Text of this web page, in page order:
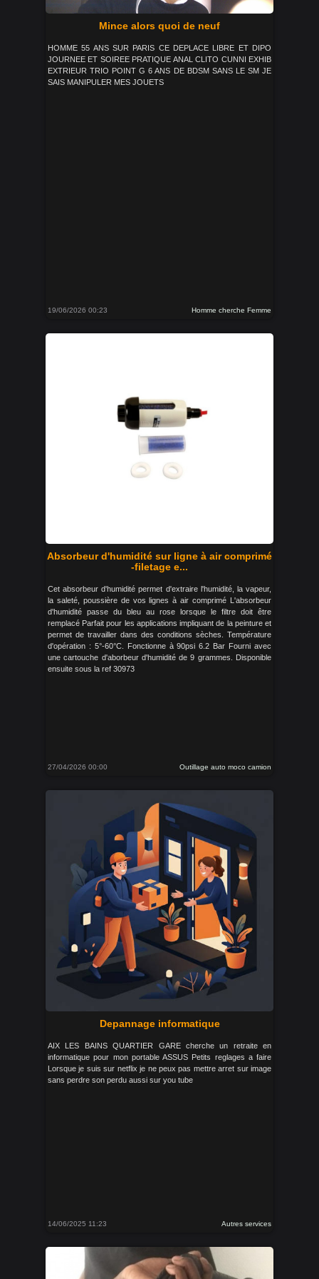
Mince alors quoi de neuf
HOMME 55 ANS SUR PARIS CE DEPLACE LIBRE ET DIPO
JOURNEE ET SOIREE PRATIQUE ANAL CLITO CUNNI EXHIB
EXTRIEUR TRIO POINT G 6 ANS DE BDSM SANS LE SM JE
SAIS MANIPULER MES JOUETS
19/06/2026 00:23 Homme cherche Femme
Absorbeur d'humidité sur ligne à air comprimé
-filetage e...
Cet absorbeur d'humidité permet d'extraire l'humidité, la vapeur,
la saleté, poussière de vos lignes à air comprimé L'absorbeur
d'humidité passe du bleu au rose lorsque le filtre doit être
remplacé Parfait pour les applications impliquant de la peinture et
permet de travailler dans des conditions sèches. Température
d'opération : 5°-60°C. Fonctionne à 90psi 6.2 Bar Fourni avec
une cartouche d'aborbeur d'humidité de 9 grammes. Disponible
ensuite sous la ref 30973
27/04/2026 00:00 Outillage auto moco camion
Depannage informatique
AIX LES BAINS QUARTIER GARE cherche un retraite en
informatique pour mon portable ASSUS Petits reglages a faire
Lorsque je suis sur netflix je ne peux pas mettre arret sur image
sans perdre son perdu aussi sur you tube
14/06/2025 11:23 Autres services